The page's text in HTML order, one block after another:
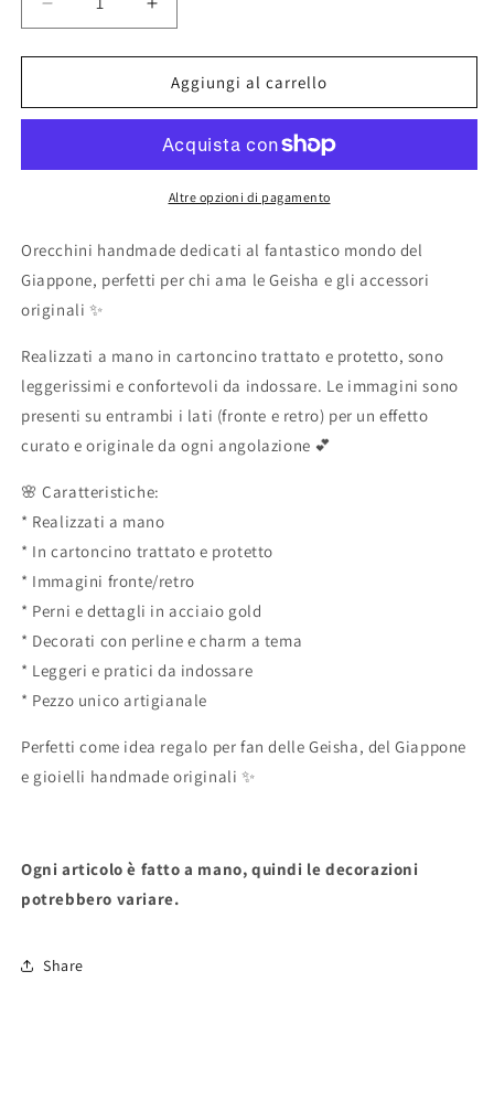
Diminuisci
quantità
per
Giappone
Aumenta
quantità
per
Orecchini
Giappone
artigianali
Aggiungi al carrello
Altre opzioni di pagamento
Orecchini handmade dedicati al fantastico mondo del
Giappone, perfetti per chi ama le Geisha e gli accessori
originali ✨
Realizzati a mano in cartoncino trattato e protetto, sono
leggerissimi e confortevoli da indossare. Le immagini sono
presenti su entrambi i lati (fronte e retro) per un effetto
curato e originale da ogni angolazione 💕
🌸 Caratteristiche:
* Realizzati a mano
* In cartoncino trattato e protetto
* Immagini fronte/retro
* Perni e dettagli in acciaio gold
* Decorati con perline e charm a tema
* Leggeri e pratici da indossare
* Pezzo unico artigianale
Perfetti come idea regalo per fan delle Geisha, del Giappone
e gioielli handmade originali ✨
Ogni articolo è fatto a mano, quindi le decorazioni
potrebbero variare.
Share